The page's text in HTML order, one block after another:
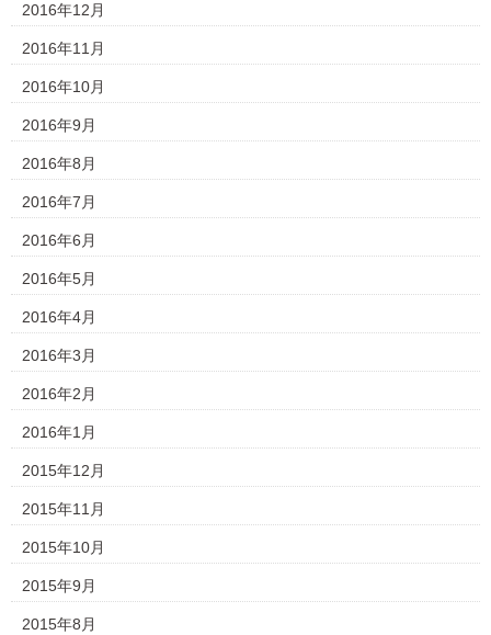
2016年12月
2016年11月
2016年10月
2016年9月
2016年8月
2016年7月
2016年6月
2016年5月
2016年4月
2016年3月
2016年2月
2016年1月
2015年12月
2015年11月
2015年10月
2015年9月
2015年8月